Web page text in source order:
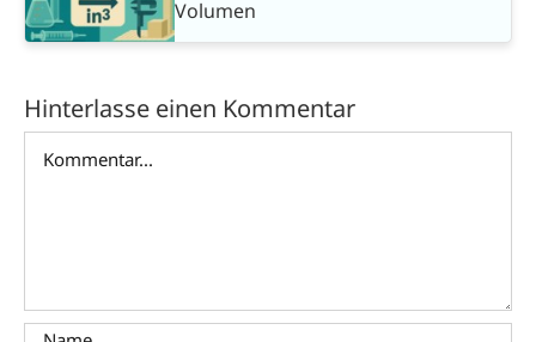
Volumen
Hinterlasse einen Kommentar